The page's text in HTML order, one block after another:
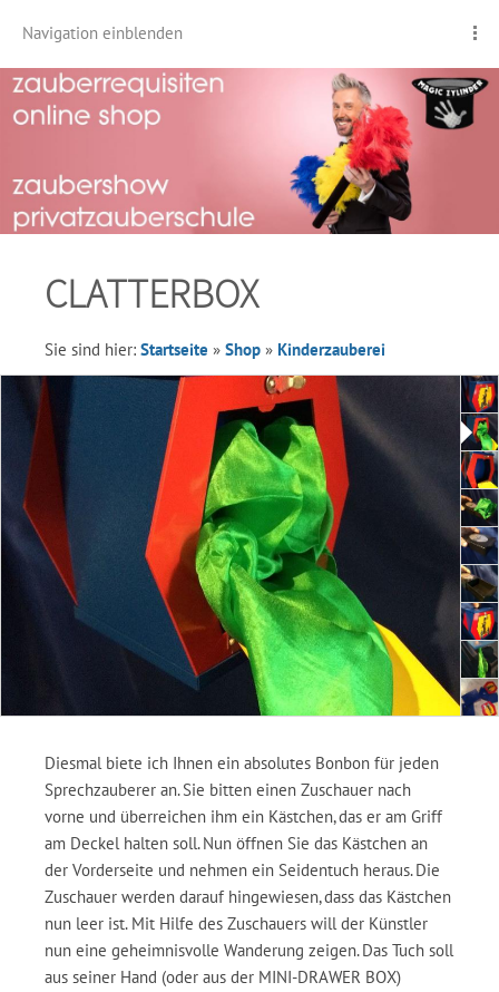
Navigation einblenden
CLATTERBOX
Sie sind hier: Startseite » Shop » Kinderzauberei
Diesmal biete ich Ihnen ein absolutes Bonbon für jeden
Sprechzauberer an. Sie bitten einen Zuschauer nach
vorne und überreichen ihm ein Kästchen, das er am Griff
am Deckel halten soll. Nun öffnen Sie das Kästchen an
der Vorderseite und nehmen ein Seidentuch heraus. Die
Zuschauer werden darauf hingewiesen, dass das Kästchen
nun leer ist. Mit Hilfe des Zuschauers will der Künstler
nun eine geheimnisvolle Wanderung zeigen. Das Tuch soll
aus seiner Hand (oder aus der MINI-DRAWER BOX)